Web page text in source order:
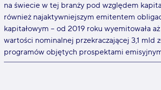
na świecie w tej branży pod względem
również najaktywniejszym emitentem
kapitałowym – od 2019 roku wyemitowała
wartości nominalnej przekraczającej 3,1 mld
programów objętych prospektami